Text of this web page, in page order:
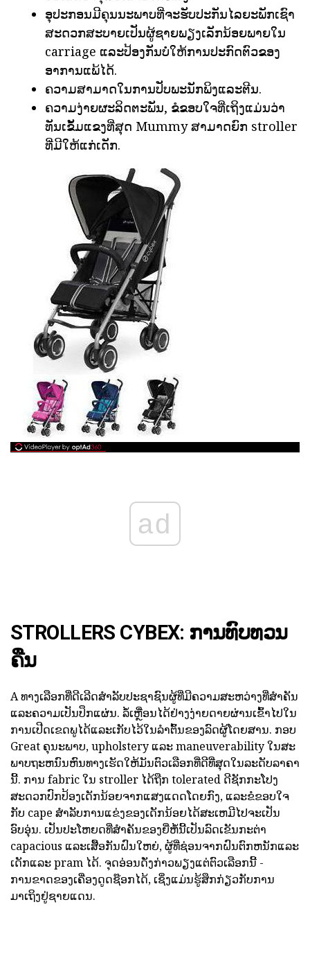
ອຸປະກອນມີຄຸນນະພາບທີ່ຈະຮັບປະກັນໄລຍະພັກເຊົາ
ສະດວກສະບາຍເປັນຜູ້ຊາຍພຽງເລັກນ້ອຍພາຍໃນ
carriage ແລະປ້ອງກັນບໍ່ໃຫ້ການປະກົດຕົວຂອງ
ອາການແພ້ໄດ້.
ຄວາມສາມາດໃນການປັບພະນັກພິງແລະຕີນ.
ຄວາມງ່າຍຜະລິດຕະພັນ, ຂໍຂອບໃຈທີ່ເຖິງແມ່ນວ່າ
ທັນເຂັ້ມແຂງທີ່ສຸດ Mummy ສາມາດຍົກ stroller
ທີ່ມີໃຫ້ແກ່ເດັກ.
ad
STROLLERS CYBEX: ການທົບທວນ
ຄືນ
A ທາງເລືອກທີ່ດີເລີດສໍາລັບປະຊາຊົນຜູ້ທີ່ມີຄວາມສະຫວ່າງທີ່ສໍາຄັນ
ແລະຄວາມເປັນປຶກແຜ່ນ. ລໍ້ເຫຼື່ອນໄດ້ຢ່າງງ່າຍດາຍຜ່ານເຂົ້າໄປໃນ
ການເປີດເຂດພູໄດ້ແລະເກັບໄວ້ໃນລໍາຕົ້ນຂອງລົດຜູ້ໂດຍສານ. ກອບ
Great ຄຸນະພາບ, upholstery ແລະ maneuverability ໃນສະ
ພາບຖະຫນົນຫົນທາງເຮັດໃຫ້ມັນຕົວເລືອກທີ່ດີທີ່ສຸດໃນລະດັບລາຄາ
ນີ້. ການ fabric ໃນ stroller ໄດ້ຖືກ tolerated ດີຊັກກະໂປງ
ສະດວກປົກປ້ອງເດັກນ້ອຍຈາກແສງແດດໂດຍກົງ, ແລະຂໍຂອບໃຈ
ກັບ cape ສໍາລັບການແຂ່ງຂອງເດັກນ້ອຍໄດ້ສະເຫມີໄປຈະເປັນ
ອົບອຸ່ນ. ເປັນປະໂຫຍດທີ່ສໍາຄັນຂອງຍີ່ຫໍ້ນີ້ເປັນລົດເຂັນກະຕ່າ
capacious ແລະເສື້ອກັນຝົນໃຫຍ່, ຜູ້ທີ່ຊ່ອນຈາກຝົນຕົກຫນັກແລະ
ເດັກແລະ pram ໄດ້. ຈຸດອ່ອນດັ່ງກ່າວພຽງແຕ່ຕົວເລືອກນີ້ -
ການຂາດຂອງເຄື່ອງດູດຊ໊ອກໄດ້, ເຊິ່ງແມ່ນຮູ້ສຶກກ່ຽວກັບການ
ມາເຖິງຢູ່ຊາຍແດນ.